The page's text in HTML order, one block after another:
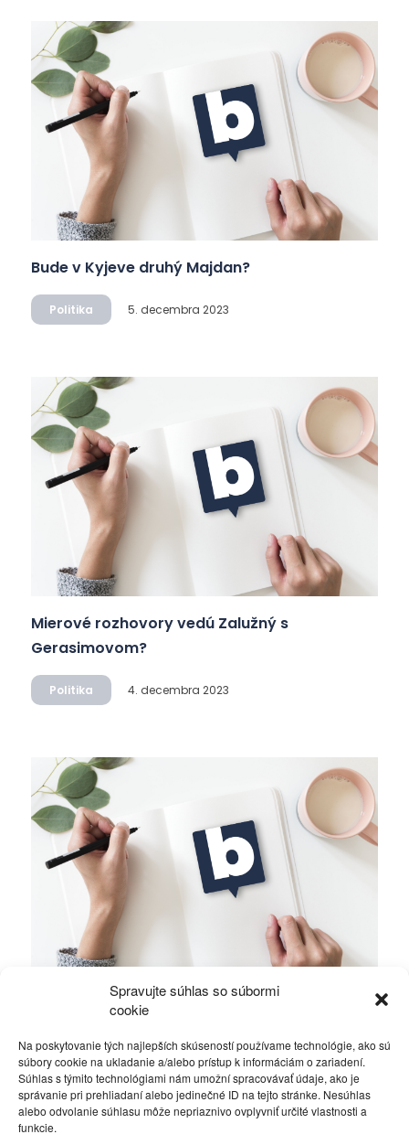
Spravujte súhlas so súbormi
cookie
Na poskytovanie tých najlepších skúseností používame technológie, ako sú
súbory cookie na ukladanie a/alebo prístup k informáciám o zariadení.
Súhlas s týmito technológiami nám umožní spracovávať údaje, ako je
správanie pri prehliadaní alebo jedinečné ID na tejto stránke. Nesúhlas
alebo odvolanie súhlasu môže nepriaznivo ovplyvniť určité vlastnosti a
funkcie.
Bude v Kyjeve druhý Majdan?
Politika 5. decembra 2023
Mierové rozhovory vedú Zalužný s
Gerasimovom?
Politika 4. decembra 2023
Ficova vláda a médiá…
Politika 4. decembra 2023